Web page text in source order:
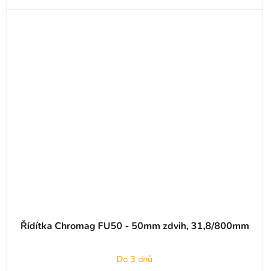
Řídítka Chromag FU50 - 50mm zdvih, 31,8/800mm
Do 3 dnů